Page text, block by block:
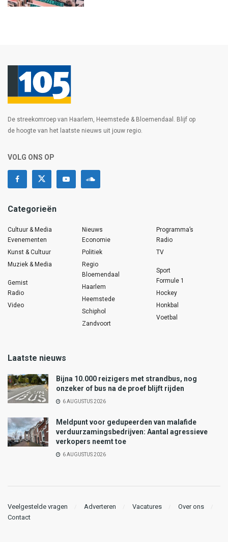
De streekomroep van Haarlem, Heemstede & Bloemendaal. Blijf op
de hoogte van het laatste nieuws uit jouw regio.
VOLG ONS OP
Categorieën
Cultuur & Media
Evenementen
Kunst & Cultuur
Muziek & Media
Gemist
Radio
Video
Nieuws
Economie
Politiek
Regio
Bloemendaal
Haarlem
Heemstede
Schiphol
Zandvoort
Programma’s
Radio
TV
Sport
Formule 1
Hockey
Honkbal
Voetbal
Laatste nieuws
Bijna 10.000 reizigers met strandbus, nog
onzeker of bus na de proef blijft rijden
6 AUGUSTUS 2026
Meldpunt voor gedupeerden van malafide
verduurzamingsbedrijven: Aantal agressieve
verkopers neemt toe
6 AUGUSTUS 2026
Veelgestelde vragen Adverteren Vacatures
Over ons
Contact